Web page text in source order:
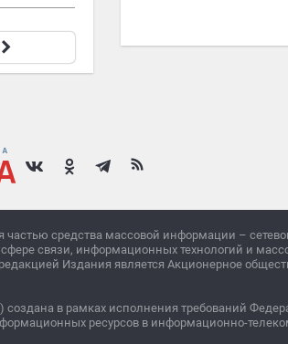
за что
частью средства массовой информации –
связи, информационных технологий и
редакцией Издания является Акционерное
) создана в рамках исполнения требований
ресурсов в информационно-